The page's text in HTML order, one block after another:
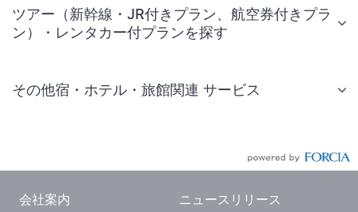
ツアー（新幹線・JR付きプラン、航空券付きプラ
ン）・レンタカー付プランを探す
その他宿・ホテル・旅館関連 サービス
会社案内 ニュースリリース